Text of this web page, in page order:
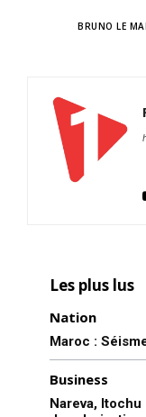
BRUNO LE
Les plus lus
Nation
Maroc :
Business
Nareva,